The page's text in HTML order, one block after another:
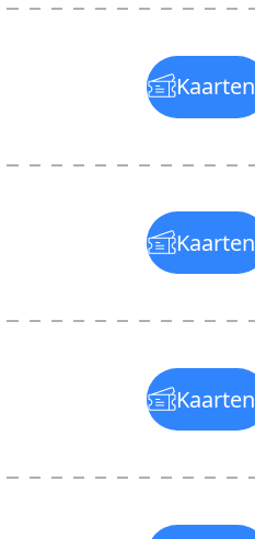
Kaarten
Kaarten
Kaarten